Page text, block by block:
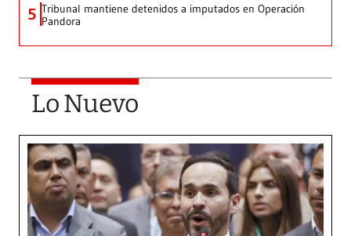
5 Tribunal mantiene detenidos a imputados en Operación
Pandora
Lo Nuevo